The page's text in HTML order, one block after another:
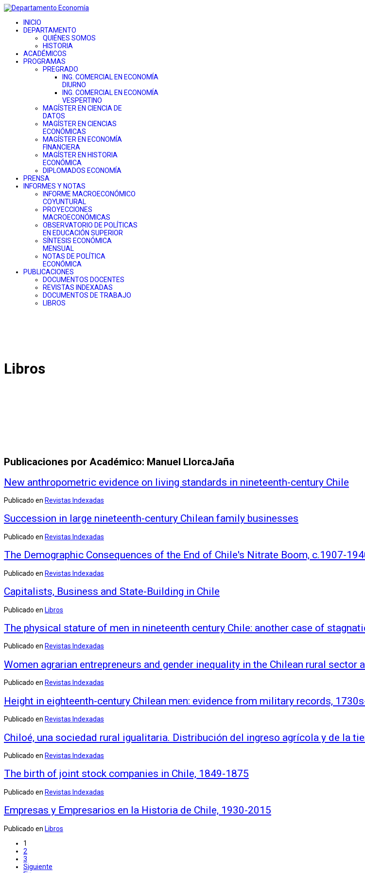
INICIO
DEPARTAMENTO
QUIÉNES SOMOS
HISTORIA
ACADÉMICOS
PROGRAMAS
PREGRADO
ING. COMERCIAL EN ECONOMÍA
DIURNO
ING. COMERCIAL EN ECONOMÍA
VESPERTINO
MAGÍSTER EN CIENCIA DE
DATOS
MAGÍSTER EN CIENCIAS
ECONÓMICAS
MAGÍSTER EN ECONOMÍA
FINANCIERA
MAGÍSTER EN HISTORIA
ECONÓMICA
DIPLOMADOS ECONOMÍA
PRENSA
INFORMES Y NOTAS
INFORME MACROECONÓMICO
COYUNTURAL
PROYECCIONES
MACROECONÓMICAS
OBSERVATORIO DE POLÍTICAS
EN EDUCACIÓN SUPERIOR
SÍNTESIS ECONÓMICA
MENSUAL
NOTAS DE POLÍTICA
ECONÓMICA
PUBLICACIONES
DOCUMENTOS DOCENTES
REVISTAS INDEXADAS
DOCUMENTOS DE TRABAJO
LIBROS
Libros
Publicaciones por Académico: Manuel LlorcaJaña
New anthropometric evidence on living standards in nineteenth-century Chile
Publicado en Revistas Indexadas
Succession in large nineteenth-century Chilean family businesses
Publicado en Revistas Indexadas
The Demographic Consequences of the End of Chile's Nitrate Boom, c.1907-
Publicado en Revistas Indexadas
Capitalists, Business and State-Building in Chile
Publicado en Libros
The physical stature of men in nineteenth century Chile: another case of
Publicado en Revistas Indexadas
Women agrarian entrepreneurs and gender inequality in the Chilean rural
Publicado en Revistas Indexadas
Height in eighteenth-century Chilean men: evidence from military records,
Publicado en Revistas Indexadas
Chiloé, una sociedad rural igualitaria. Distribución del ingreso agrícola y de la
Publicado en Revistas Indexadas
The birth of joint stock companies in Chile, 1849-1875
Publicado en Revistas Indexadas
Empresas y Empresarios en la Historia de Chile, 1930-2015
Publicado en Libros
1
2
3
Siguiente